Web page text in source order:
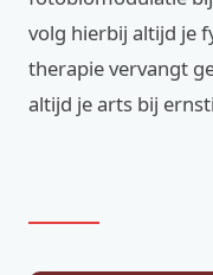
volg hierbij altijd je
therapie vervangt
altijd je arts bij